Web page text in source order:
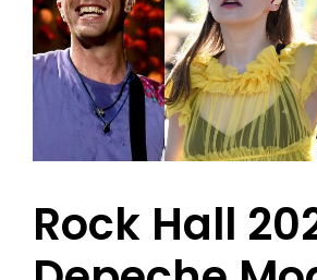
Rock Hall